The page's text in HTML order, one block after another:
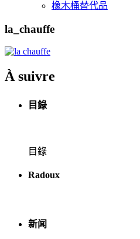
橡木桶替代品
la_chauffe
À suivre
目錄
目錄
Radoux
新闻